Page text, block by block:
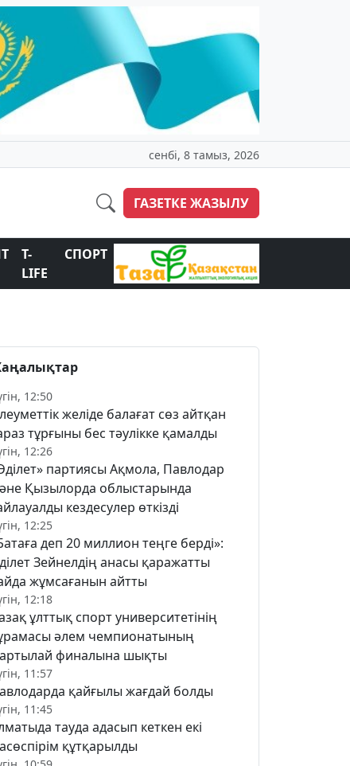
сенбі, 8 тамыз, 2026
ГАЗЕТКЕ ЖАЗЫЛУ
T-
LIFE
СПОРТ
12:50
желіде балағат сөз айтқан
тұрғыны бес тәулікке қамалды
12:26
партиясы Ақмола, Павлодар
Қызылорда облыстарында
кездесулер өткізді
12:25
деп 20 миллион теңге берді»:
Зейнелдің анасы қаражатты
жұмсағанын айтты
12:18
ұлттық спорт университетінің
әлем чемпионатының
финалына шықты
11:57
қайғылы жағдай болды
11:45
тауда адасып кеткен екі
құтқарылды